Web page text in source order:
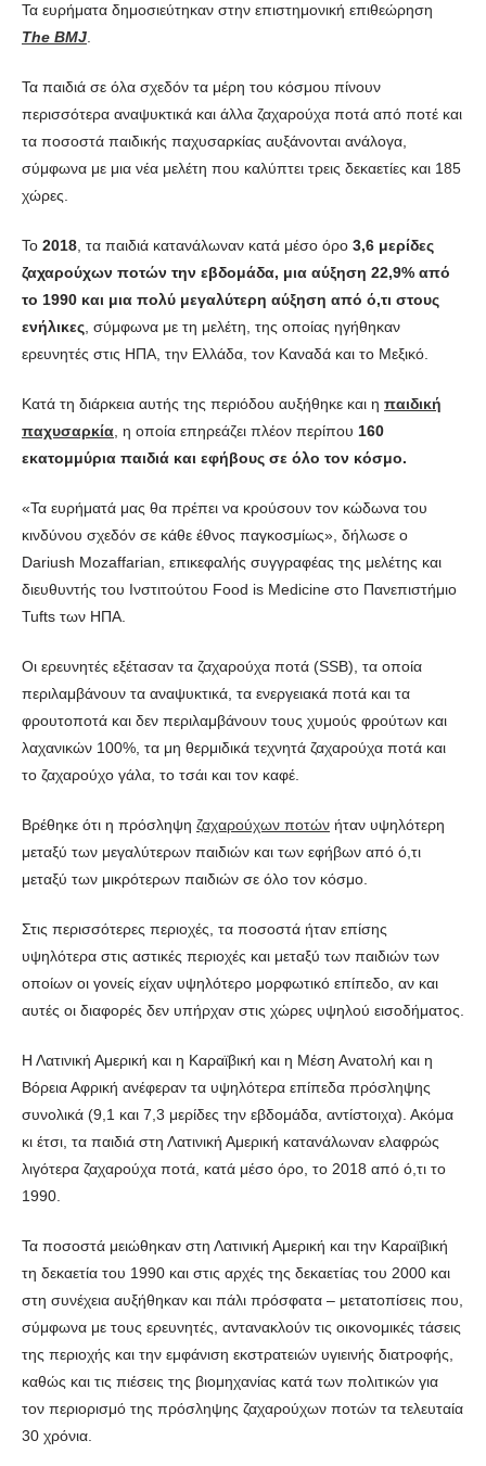
Τα ευρήματα δημοσιεύτηκαν στην επιστημονική επιθεώρηση
The BMJ
Τα παιδιά σε όλα σχεδόν τα μέρη του κόσμου πίνουν
περισσότερα αναψυκτικά και άλλα ζαχαρούχα ποτά από ποτέ και
τα ποσοστά παιδικής παχυσαρκίας αυξάνονται ανάλογα,
σύμφωνα με μια νέα μελέτη που καλύπτει τρεις δεκαετίες και 185
χώρες.
Το 2018 , τα παιδιά κατανάλωναν κατά μέσο όρο 3,6 μερίδες
ζαχαρούχων ποτών την εβδομάδα, μια αύξηση 22,9% από
το 1990 και μια πολύ μεγαλύτερη αύξηση από ό,τι στους
ενήλικες , σύμφωνα με τη μελέτη, της οποίας ηγήθηκαν
ερευνητές στις ΗΠΑ, την Ελλάδα, τον Καναδά και το Μεξικό.
Κατά τη διάρκεια αυτής της περιόδου αυξήθηκε και η παιδική
παχυσαρκία , η οποία επηρεάζει πλέον περίπου 160
εκατομμύρια παιδιά και εφήβους σε όλο τον κόσμο.
«Τα ευρήματά μας θα πρέπει να κρούσουν τον κώδωνα του
κινδύνου σχεδόν σε κάθε έθνος παγκοσμίως», δήλωσε ο
Dariush Mozaffarian, επικεφαλής συγγραφέας της μελέτης και
διευθυντής του Ινστιτούτου Food is Medicine στο Πανεπιστήμιο
Tufts των ΗΠΑ.
Οι ερευνητές εξέτασαν τα ζαχαρούχα ποτά (SSB), τα οποία
περιλαμβάνουν τα αναψυκτικά, τα ενεργειακά ποτά και τα
φρουτοποτά και δεν περιλαμβάνουν τους χυμούς φρούτων και
λαχανικών 100%, τα μη θερμιδικά τεχνητά ζαχαρούχα ποτά και
το ζαχαρούχο γάλα, το τσάι και τον καφέ.
Βρέθηκε ότι η πρόσληψη ζαχαρούχων ποτών ήταν υψηλότερη
μεταξύ των μεγαλύτερων παιδιών και των εφήβων από ό,τι
μεταξύ των μικρότερων παιδιών σε όλο τον κόσμο.
Στις περισσότερες περιοχές, τα ποσοστά ήταν επίσης
υψηλότερα στις αστικές περιοχές και μεταξύ των παιδιών των
οποίων οι γονείς είχαν υψηλότερο μορφωτικό επίπεδο, αν και
αυτές οι διαφορές δεν υπήρχαν στις χώρες υψηλού εισοδήματος.
Η Λατινική Αμερική και η Καραϊβική και η Μέση Ανατολή και η
Βόρεια Αφρική ανέφεραν τα υψηλότερα επίπεδα πρόσληψης
συνολικά (9,1 και 7,3 μερίδες την εβδομάδα, αντίστοιχα). Ακόμα
κι έτσι, τα παιδιά στη Λατινική Αμερική κατανάλωναν ελαφρώς
λιγότερα ζαχαρούχα ποτά, κατά μέσο όρο, το 2018 από ό,τι το
1990.
Τα ποσοστά μειώθηκαν στη Λατινική Αμερική και την Καραϊβική
τη δεκαετία του 1990 και στις αρχές της δεκαετίας του 2000 και
στη συνέχεια αυξήθηκαν και πάλι πρόσφατα – μετατοπίσεις που,
σύμφωνα με τους ερευνητές, αντανακλούν τις οικονομικές τάσεις
της περιοχής και την εμφάνιση εκστρατειών υγιεινής διατροφής,
καθώς και τις πιέσεις της βιομηχανίας κατά των πολιτικών για
τον περιορισμό της πρόσληψης ζαχαρούχων ποτών τα τελευταία
30 χρόνια.